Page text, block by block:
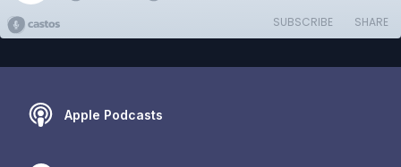
SUBSCRIBE SHARE
Apple Podcasts